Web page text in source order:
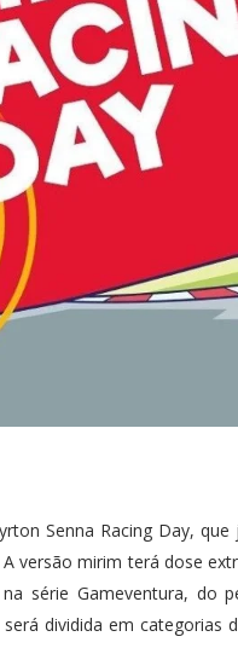
Senna Racing Day,
versão mirim terá dose
série Gameventura, do
dividida em categorias